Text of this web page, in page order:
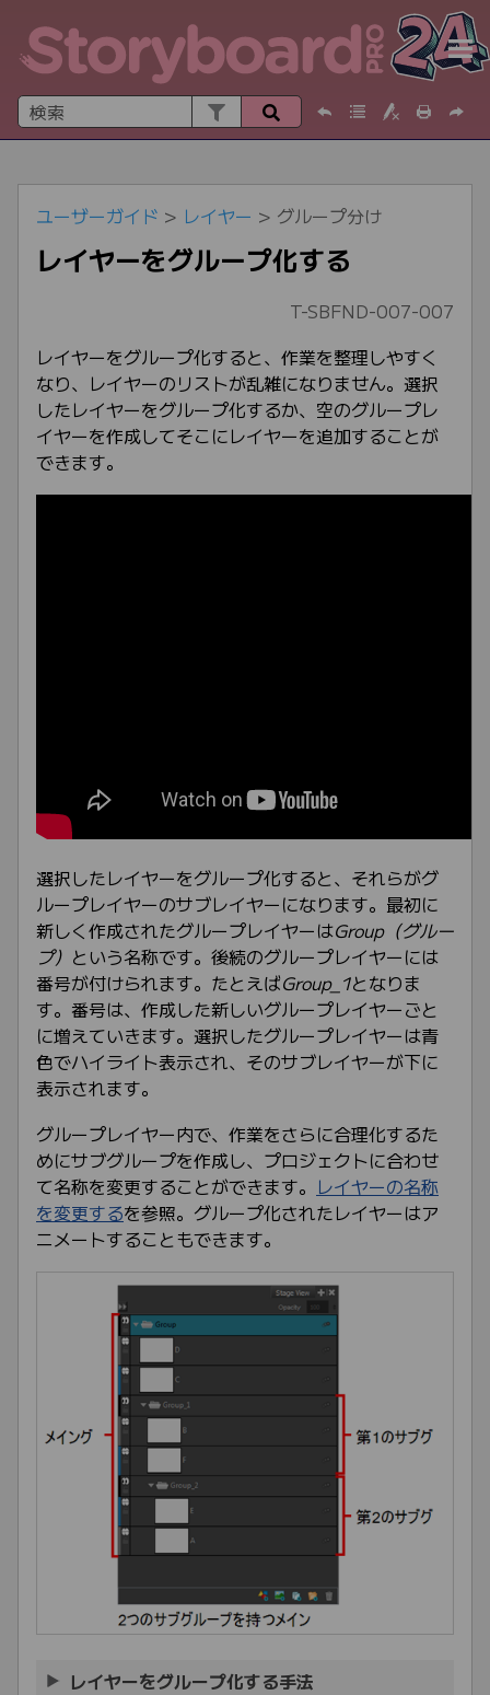
メインコンテンツに移動
ユーザーガイド > レイヤー > グループ分け
レイヤーをグループ化する
T-SBFND-007-007
レイヤーをグループ化すると、作業を整理しやすく
なり、レイヤーのリストが乱雑になりません。選択
したレイヤーをグループ化するか、空のグループレ
イヤーを作成してそこにレイヤーを追加することが
できます。
選択したレイヤーをグループ化すると、それらがグ
ループレイヤーのサブレイヤーになります。最初に
新しく作成されたグループレイヤーはGroup（グルー
プ） という名称です。後続のグループレイヤーには
番号が付けられます。たとえばGroup_1となりま
す。番号は、作成した新しいグループレイヤーごと
に増えていきます。選択したグループレイヤーは青
色でハイライト表示され、そのサブレイヤーが下に
表示されます。
グループレイヤー内で、作業をさらに合理化するた
めにサブグループを作成し、プロジェクトに合わせ
て名称を変更することができます。 レイヤーの名称
を変更するを参照。グループ化されたレイヤーはア
ニメートすることもできます。
レイヤーをグループ化する手法